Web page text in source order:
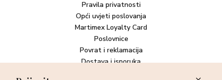
Pravila privatnosti
Opći uvjeti poslovanja
Martimex Loyalty Card
Poslovnice
Povrat i reklamacija
Dostava i isporuka